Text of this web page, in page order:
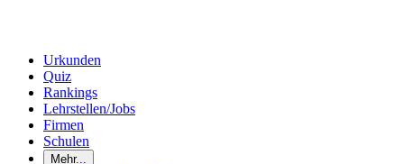
Urkunden
Quiz
Rankings
Lehrstellen/Jobs
Firmen
Schulen
Mehr...